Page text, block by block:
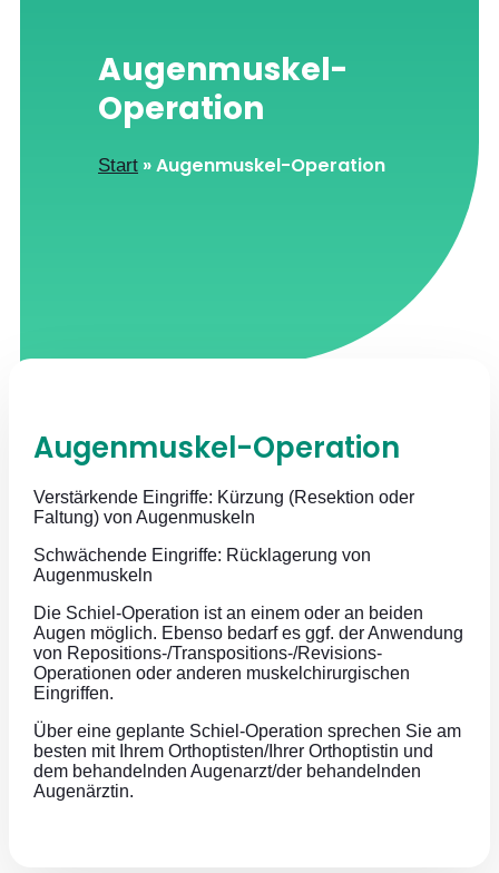
Augenmuskel-
Operation
Start »Augenmuskel-Operation
Augenmuskel-Operation
Verstärkende Eingriffe: Kürzung (Resektion oder
Faltung) von Augenmuskeln
Schwächende Eingriffe: Rücklagerung von
Augenmuskeln
Die Schiel-Operation ist an einem oder an beiden
Augen möglich. Ebenso bedarf es ggf. der Anwendung
von Repositions-/Transpositions-/Revisions-
Operationen oder anderen muskelchirurgischen
Eingriffen.
Über eine geplante Schiel-Operation sprechen Sie am
besten mit Ihrem Orthoptisten/Ihrer Orthoptistin und
dem behandelnden Augenarzt/der behandelnden
Augenärztin.